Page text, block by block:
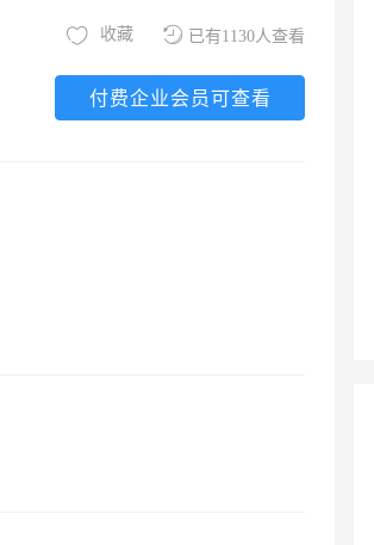
已有1130人查看
收藏
付费企业会员可查看